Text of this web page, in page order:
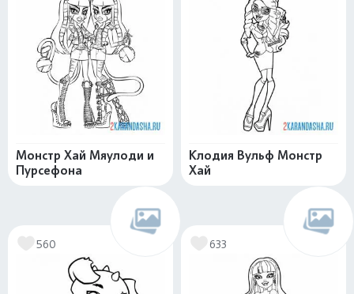
Монстр Хай Мяулоди и
Пурсефона
Клодия Вульф Монстр
Хай
560 633